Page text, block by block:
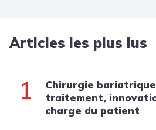
Articles les plus lus
1
Chirurgie
traitement,
charge du patient